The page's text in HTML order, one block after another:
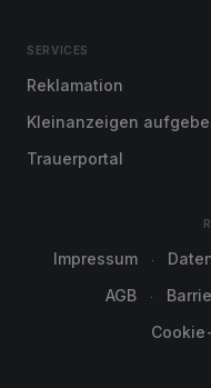
SERVICES
Reklamation
Kleinanzeigen
Trauerportal
Impressum
AGB